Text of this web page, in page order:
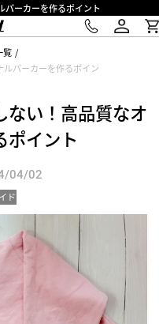
パーカーを作るポイント
覧
パーカーを作るポイン
ない！高品質なオ
ポイント
04/02
ド